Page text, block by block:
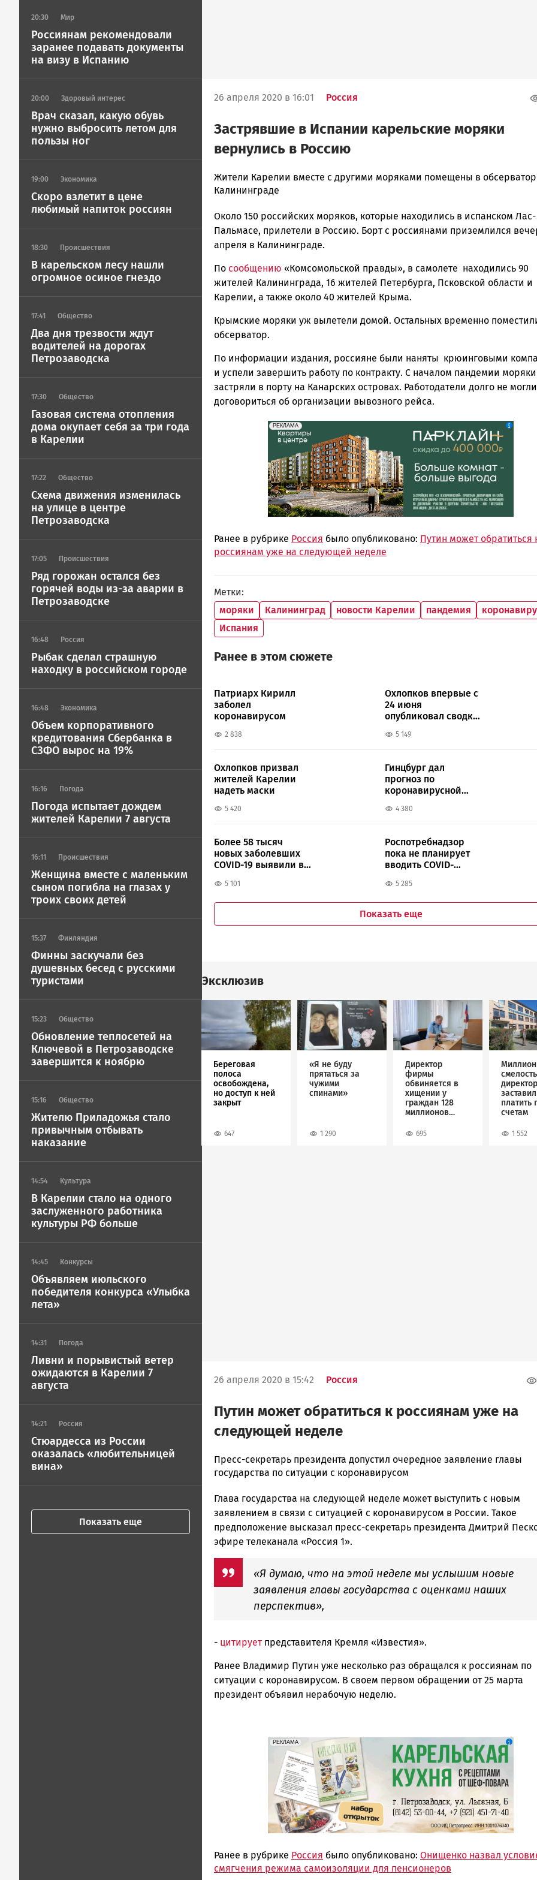
20:30 Мир
Россиянам рекомендовали
заранее подавать документы
на визу в Испанию
20:00 Здоровый интерес
Врач сказал, какую обувь
нужно выбросить летом для
пользы ног
19:00 Экономика
Скоро взлетит в цене
любимый напиток россиян
18:30 Происшествия
В карельском лесу нашли
огромное осиное гнездо
17:41 Общество
Два дня трезвости ждут
водителей на дорогах
Петрозаводска
17:30 Общество
Газовая система отопления
дома окупает себя за три года
в Карелии
17:22 Общество
Схема движения изменилась
на улице в центре
Петрозаводска
17:05 Происшествия
Ряд горожан остался без
горячей воды из-за аварии в
Петрозаводске
16:48 Россия
Рыбак сделал страшную
находку в российском городе
16:48 Экономика
Объем корпоративного
кредитования Сбербанка в
СЗФО вырос на 19%
16:16 Погода
Погода испытает дождем
жителей Карелии 7 августа
16:11 Происшествия
Женщина вместе с маленьким
сыном погибла на глазах у
троих своих детей
15:37 Финляндия
Финны заскучали без
душевных бесед с русскими
туристами
15:23 Общество
Обновление теплосетей на
Ключевой в Петрозаводске
завершится к ноябрю
15:16 Общество
Жителю Приладожья стало
привычным отбывать
наказание
14:54 Культура
В Карелии стало на одного
заслуженного работника
культуры РФ больше
14:45 Конкурсы
Объявляем июльского
победителя конкурса «Улыбка
лета»
14:31 Погода
Ливни и порывистый ветер
ожидаются в Карелии 7
августа
14:21 Россия
Стюардесса из России
оказалась «любительницей
вина»
Показать еще
26 апреля 2020 в 16:01 Россия
Застрявшие в Испании карельские моряки
вернулись в Россию
Ольга
Гаврилова
Петрозаводска
и
Карелии
Петрозаводск
ГОВОРИТ
Жители Карелии вместе с другими моряками помещены в
Калининграде
Около 150 российских моряков, которые находились в испанском Лас-
Пальмасе, прилетели в Россию. Борт с россиянами приземлился
апреля в Калининграде.
По сообщению «Комсомольской правды», в самолете находились 90
жителей Калининграда, 16 жителей Петербурга, Псковской области и
Карелии, а также около 40 жителей Крыма.
Крымские моряки уж вылетели домой. Остальных временно
обсерватор.
По информации издания, россияне были наняты крюинговыми
и успели завершить работу по контракту. С началом пандемии моряки
застряли в порту на Канарских островах. Работодатели долго не могли
договориться об организации вывозного рейса.
erid: 2SDnjdeSPnB
РЕКЛАМА
Реклама
Ранее в рубрике Россия было опубликовано: Путин может обратиться
россиянам уже на следующей неделе
Метки
моряки
Калининград новости Карелии пандемия
Испания
Ранее в этом сюжете
Патриарх Кирилл
заболел
коронавирусом
2 838
Охлопков впервые с
24 июня
опубликовал сводку
5 149
Охлопков призвал
жителей Карелии
надеть маски
5 420
Гинцбург дал
прогноз по
коронавирусной
4 380
Более 58 тысяч
новых заболевших
COVID-19 выявили в
5 101
Роспотребнадзор
пока не планирует
вводить COVID-
Карелии
5 285
Показать еще
Эксклюзив
Береговая
полоса
освобождена,
но доступ к ней
закрыт
647
Image
«Я не буду
прятаться за
чужими
спинами»
1 290
Директор
фирмы
обвиняется в
хищении у
граждан 128
миллионов
695
Image
платить
счетам
1 552
26 апреля 2020 в 15:42 Россия
Путин может обратиться к россиянам уже на
следующей неделе
Ольга
Гаврилова
Петрозаводска
и
Карелии
|
Пресс-секретарь президента допустил очередное заявление главы
государства по ситуации с коронавирусом
Глава государства на следующей неделе может выступить с новым
заявлением в связи с ситуацией с коронавирусом в России. Такое
предположение высказал пресс-секретарь президента Дмитрий
эфире телеканала «Россия 1».
«Я думаю, что на этой неделе мы услышим новые
заявления главы государства с оценками наших
перспектив»,
- цитируетпредставителя Кремля «Известия».
Ранее Владимир Путин уже несколько раз обращался к россиянам по
ситуации с коронавирусом. В своем первом обращении от 25 марта
президент объявил нерабочую неделю.
erid: 2SDnjdZZiDC
РЕКЛАМА
Реклама
Ранее в рубрике Россия было опубликовано: Онищенко назвал
смягчения режима самоизоляции для пенсионеров